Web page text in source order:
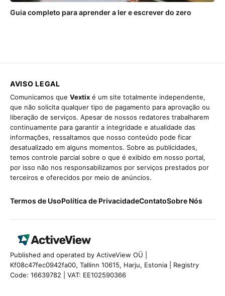
Guia completo para aprender a ler e escrever do zero
AVISO LEGAL
Comunicamos que Vextix é um site totalmente independente,
que não solicita qualquer tipo de pagamento para aprovação ou
liberação de serviços. Apesar de nossos redatores trabalharem
continuamente para garantir a integridade e atualidade das
informações, ressaltamos que nosso conteúdo pode ficar
desatualizado em alguns momentos. Sobre as publicidades,
temos controle parcial sobre o que é exibido em nosso portal,
por isso não nos responsabilizamos por serviços prestados por
terceiros e oferecidos por meio de anúncios.
Termos de UsoPolítica de PrivacidadeContatoSobre Nós
Published and operated by ActiveView OÜ |
Kf08c47fec0942fa00, Tallinn 10615, Harju, Estonia | Registry
Code: 16639782 | VAT: EE102590366